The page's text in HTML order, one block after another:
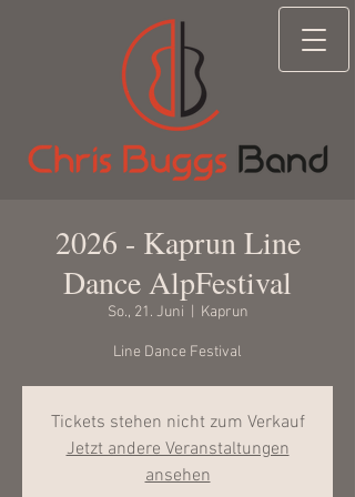
2026 - Kaprun Line
Dance AlpFestival
So., 21. Juni Kaprun
Line Dance Festival
Tickets stehen nicht zum Verkauf
Jetzt andere Veranstaltungen
ansehen